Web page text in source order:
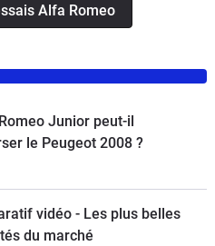
Alfa Romeo
Junior peut-il
le Peugeot 2008 ?
vidéo - Les plus belles
du marché